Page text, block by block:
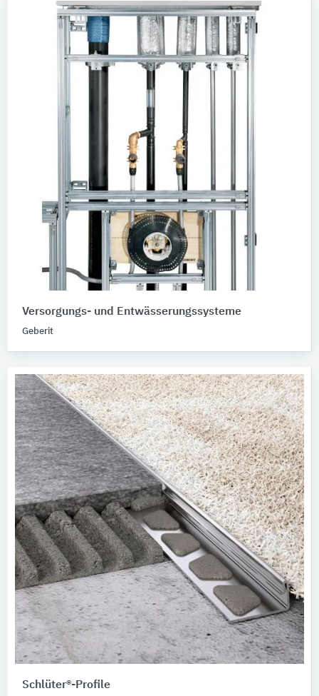
Versorgungs- und Entwässerungssysteme
Geberit
Schlüter®-Profile